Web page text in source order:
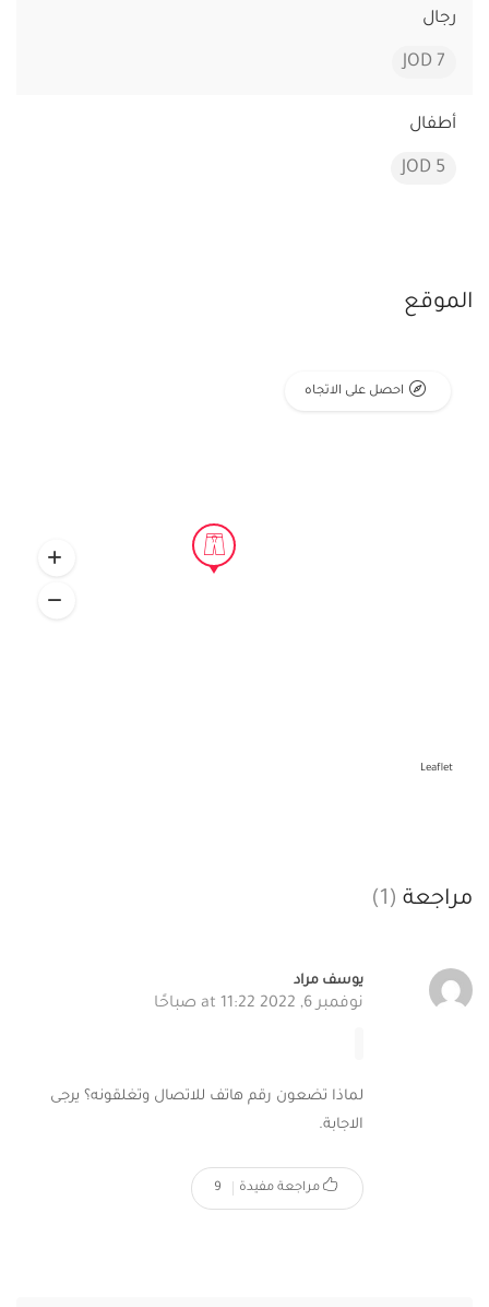
رجال
7 JOD
أطفال
5 JOD
الموقع
Leaflet
احصل على الاتجاه
مراجعة (1)
يوسف مراد
نوفمبر 6, 2022 at 11:22 صباحًا
لماذا تضعون رقم هاتف للاتصال وتغلقونه؟ يرجى
الاجابة.
مراجعة مفيدة 9